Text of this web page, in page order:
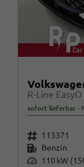
R-Line
sofort lieferbar
Fahrzeugnr. 113371
Kraftstoff Benzin
Leistung 110 kW